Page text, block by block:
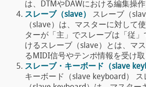
は、DTMやDAWにおける編集操
スレーブ（slave）
スレーブ（
（slave）は、マスターに対して
ターが「主」でスレーブは「従」
けるスレーブ（slave）とは、マ
るMIDI信号やテンポ情報を受け
スレーブ・キーボード（slave
キーボード（slave keyboard） ス